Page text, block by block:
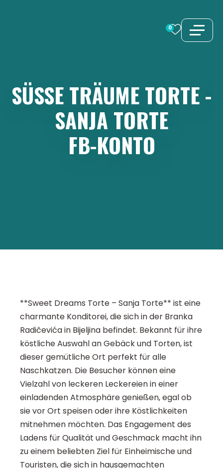
0
SÜSSE TRÄUMETORTE-
SANJA TORTE
FB-KONTO
**Sweet Dreams Torte – Sanja Torte** ist eine
charmante Konditorei, die sich in der Branka
Radičevića in Bijeljina befindet. Bekannt für ihre
köstliche Auswahl an Gebäck und Torten, ist
dieser gemütliche Ort perfekt für alle
Naschkatzen. Die Besucher können eine
Vielzahl von leckeren Leckereien in einer
einladenden Atmosphäre genießen, egal ob
sie vor Ort speisen oder ihre Köstlichkeiten
mitnehmen möchten. Das Engagement des
Ladens für Qualität und Geschmack macht ihn
zu einem beliebten Ziel für Einheimische und
Touristen, die sich in hausgemachten